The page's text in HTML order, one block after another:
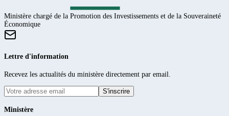
Ministère chargé de la Promotion des Investissements et de la Souveraineté
Économique
Lettre d'information
Recevez les actualités du ministère directement par email.
S'inscrire
Ministère